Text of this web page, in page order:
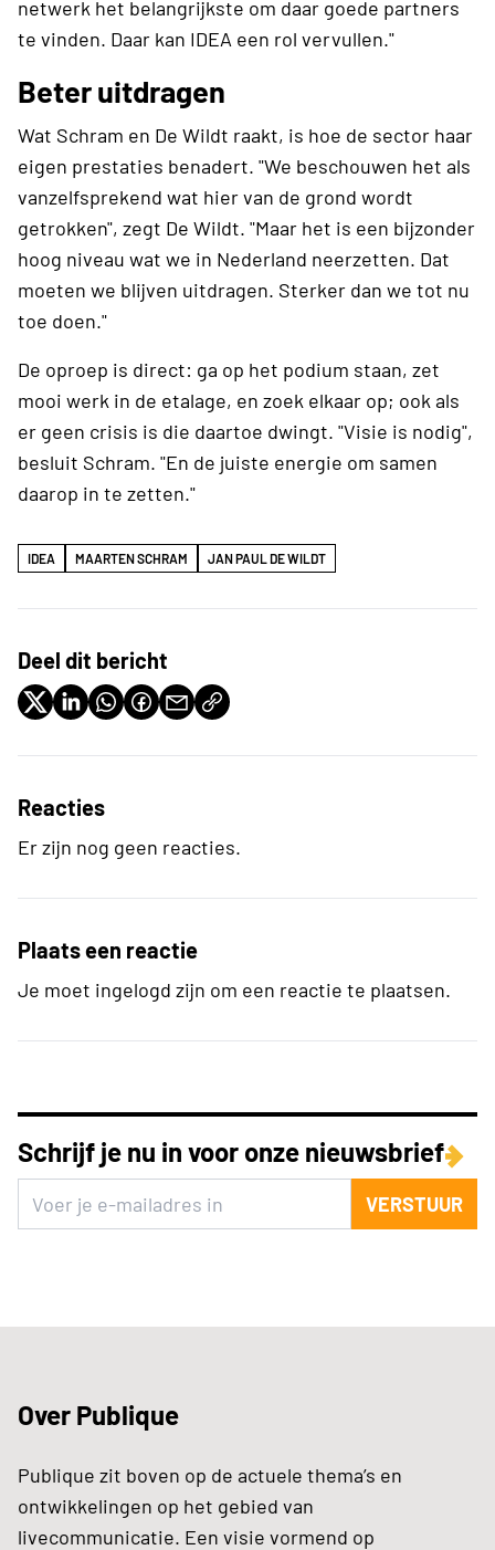
netwerk het belangrijkste om daar goede partners
te vinden. Daar kan IDEA een rol vervullen."
Beter uitdragen
Wat Schram en De Wildt raakt, is hoe de sector haar
eigen prestaties benadert. "We beschouwen het als
vanzelfsprekend wat hier van de grond wordt
getrokken", zegt De Wildt. "Maar het is een bijzonder
hoog niveau wat we in Nederland neerzetten. Dat
moeten we blijven uitdragen. Sterker dan we tot nu
toe doen."
De oproep is direct: ga op het podium staan, zet
mooi werk in de etalage, en zoek elkaar op; ook als
er geen crisis is die daartoe dwingt. "Visie is nodig",
besluit Schram. "En de juiste energie om samen
daarop in te zetten."
IDEA MAARTEN SCHRAM JAN PAUL DE WILDT
Deel dit bericht
Reacties
Er zijn nog geen reacties.
Plaats een reactie
Je moet ingelogd zijn om een reactie te plaatsen.
Schrijf je nu in voor onze nieuwsbrief
VERSTUUR
Over Publique
Publique zit boven op de actuele thema’s en
ontwikkelingen op het gebied van
livecommunicatie. Een visie vormend op